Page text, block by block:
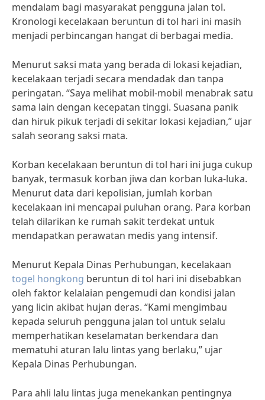
mendalam bagi masyarakat pengguna jalan tol.
Kronologi kecelakaan beruntun di tol hari ini masih
menjadi perbincangan hangat di berbagai media.
Menurut saksi mata yang berada di lokasi kejadian,
kecelakaan terjadi secara mendadak dan tanpa
peringatan. “Saya melihat mobil-mobil menabrak satu
sama lain dengan kecepatan tinggi. Suasana panik
dan hiruk pikuk terjadi di sekitar lokasi kejadian,” ujar
salah seorang saksi mata.
Korban kecelakaan beruntun di tol hari ini juga cukup
banyak, termasuk korban jiwa dan korban luka-luka.
Menurut data dari kepolisian, jumlah korban
kecelakaan ini mencapai puluhan orang. Para korban
telah dilarikan ke rumah sakit terdekat untuk
mendapatkan perawatan medis yang intensif.
Menurut Kepala Dinas Perhubungan, kecelakaan
togel hongkong beruntun di tol hari ini disebabkan
oleh faktor kelalaian pengemudi dan kondisi jalan
yang licin akibat hujan deras. “Kami mengimbau
kepada seluruh pengguna jalan tol untuk selalu
memperhatikan keselamatan berkendara dan
mematuhi aturan lalu lintas yang berlaku,” ujar
Kepala Dinas Perhubungan.
Para ahli lalu lintas juga menekankan pentingnya